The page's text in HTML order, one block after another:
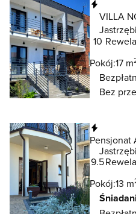
VILLA
10
Pokój:17 m
Bez
Pensjonat
9.5
Pokój:13 m